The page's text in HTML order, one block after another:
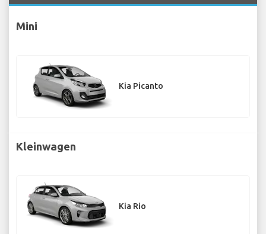
Mini
Kia Picanto
Kleinwagen
Kia Rio